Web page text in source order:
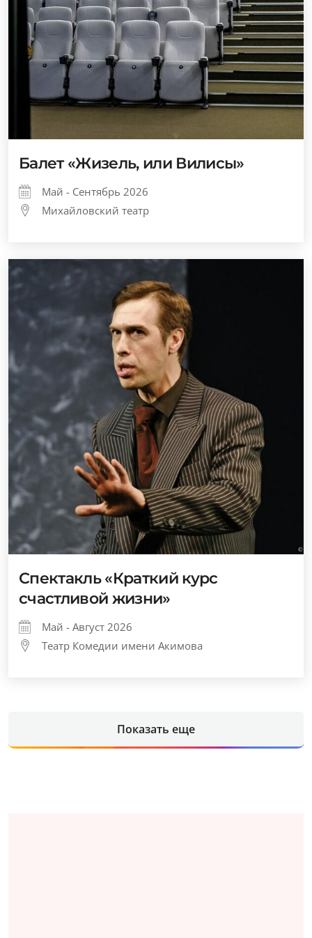
Балет «Жизель, или Вилисы»
Май - Сентябрь 2026
Михайловский театр
Спектакль «Краткий курс
счастливой жизни»
Май - Август 2026
Театр Комедии имени Акимова
Показать еще